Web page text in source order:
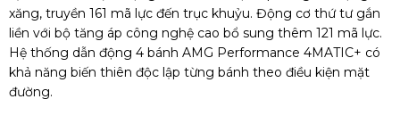
xăng, truyền 161 mã lực đến trục khuỷu. Động cơ thứ tư gắn
liền với bộ tăng áp công nghệ cao bổ sung thêm 121 mã lực.
Hệ thống dẫn động 4 bánh AMG Performance 4MATIC+ có
khả năng biến thiên độc lập từng bánh theo điều kiện mặt
đường.